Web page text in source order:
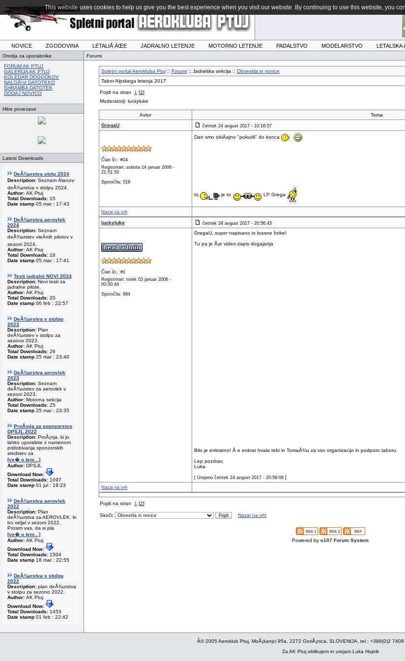
NOVICE ZGODOVINA LETALIÅ ÄŒE JADRALNO LETENJE MOTORNO LETENJE PADALSTVO MODELARSTVO LETALSKA
Orodja za uporabnike
FORUM AK PTUJ
GALERIJA AK PTUJ
KOLEDAR DOGODKOV
NALOÅ½I DATOTEKO
SHRAMBA DATOTEK
DODAJ NOVICO
Hitre povezave
Latest Downloads
DeÅ¾urstva stolp 2024
Description: Seznam Älanov-
deÅ¾urstva v stolpu 2024.
Author: AK Ptuj
Total Downloads: 15
Date stamp 05 mar : 17:43
DeÅ¾urstva aerovlek
2024
Description: Seznam
deÅ¾urstev vleÄnih pilotov v
sezoni 2024.
Author: AK Ptuj
Total Downloads: 18
Date stamp 05 mar : 17:41
Testi jadralni NOVI 2024
Description: Novi testi za
jadralne pilote.
Author: AK Ptuj
Total Downloads: 20
Date stamp 06 feb : 22:57
DeÅ¾urstva v stolpu
2023
Description: Plan
deÅ¾urstev v stolpu za
sezono 2023.
Author: AK Ptuj
Total Downloads: 26
Date stamp 25 mar : 23:40
DeÅ¾urstva aerovlek
2023
Description: Seznam
deÅ¾urstev za aerovlek v
sezoni 2023.
Author: Motorna sekcija
Total Downloads: 25
Date stamp 25 mar : 23:35
ProÅ¡nja za sponzorstvo
DPSJL 2022
Description: ProÅ¡nja, ki jo
lahko uporabite z namenom
pridobivanja sponzorskih
sredstev za
[ve� o tem...]
Author: DPSJL
Download Now:
Total Downloads: 1097
Date stamp 01 jul : 19:23
DeÅ¾urstva aerovlek
2022
Description: Plan
deÅ¾urstva za AEROVLEK, ki
bo veljal v sezoni 2022.
Prosim vas, da si pla
[ve� o tem...]
Author: AK Ptuj
Download Now:
Total Downloads: 1504
Date stamp 18 mar : 22:55
DeÅ¾urstva v stolpu
2022
Description: plan deÅ¾urstva
v stolpu za sezono 2022.
Author: AK Ptuj
Download Now:
Total Downloads: 1453
Date stamp 01 feb : 22:42
Forumi
Spletni portal Aerokluba Ptuj :: Forumi :: Jadralska sekcija :: Obvestila in novice
Tabor Alpskega letenja 2017
Pojdi na stran 1 [2]
Moderatorji: luckyluke
Avtor
Tema
GregaU
četrtek 24 avgust 2017 - 10:16:57
Član št.: #24
Registriran: sobota 14 januar 2006 -
21:51:50
Sporočila: 518
Dan smo obiÄajno "pokurili" do konca
to je to LP Grega
Nazaj na vrh
luckyluke četrtek 24 avgust 2017 - 20:56:43
Član št.: #1
Registriran: torek 03 januar 2006 -
00:00:44
Sporočila: 984
GregaU, super napisano in krasne fotke!
Tu pa je Å¡e video-zapis dogajanja
Bilo je enkratno! Å e enkrat hvala tebi in TomaÅ¾u za vso organizacijo in podporo taboru.
Lep pozdrav,
Luka
[ Urejeno četrtek 24 avgust 2017 - 20:58:08 ]
Nazaj na vrh
Pojdi na stran 1 [2]
Skoči: Nazaj na vrh
Powered by e107 Forum System
Â© 2005 Aeroklub Ptuj, MoÅ¡kanjci 95a, 2272 GoriÅ¡nica, SLOVENIJA, tel.: +386(0)2 7408
Za AK Ptuj oblikujem in urejam Luka Hojnik
This website uses cookies to help us give you the best experience when you visit our website. By continuing to use this website, you